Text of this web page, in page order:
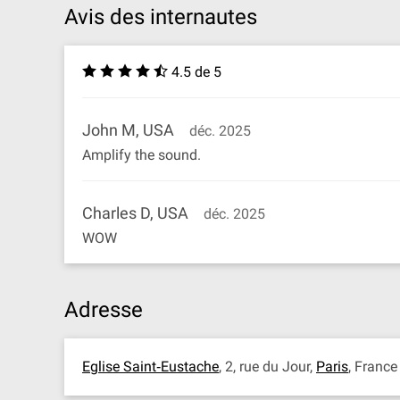
Avis des internautes
4.5 de 5
John M, USA
déc. 2025
Amplify the sound.
Charles D, USA
déc. 2025
WOW
Adresse
Eglise Saint‐Eustache, 2, rue du Jour, Paris,